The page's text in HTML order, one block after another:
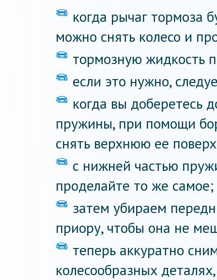
когда рычаг тормоза
можно снять колесо и
тормозную жидкость
если это нужно,
когда вы доберетесь
пружины, при помощи
снять верхнюю ее
с нижней частью
проделайте то же самое;
затем убираем
приору, чтобы она не
теперь аккуратно
колесообразных